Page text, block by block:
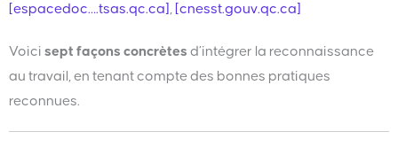
[espacedoc….tsas.qc.ca]
[cnesst.gouv.qc.ca]
Voici sept façons concrètes d’intégrer la reconnaissance
au travail, en tenant compte des bonnes pratiques
reconnues.